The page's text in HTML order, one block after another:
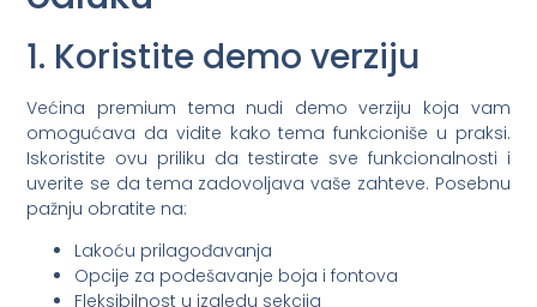
1. Koristite demo verziju
Većina premium tema nudi demo verziju koja vam
omogućava da vidite kako tema funkcioniše u praksi.
Iskoristite ovu priliku da testirate sve funkcionalnosti i
uverite se da tema zadovoljava vaše zahteve. Posebnu
pažnju obratite na:
Lakoću prilagođavanja
Opcije za podešavanje boja i fontova
Fleksibilnost u izgledu sekcija